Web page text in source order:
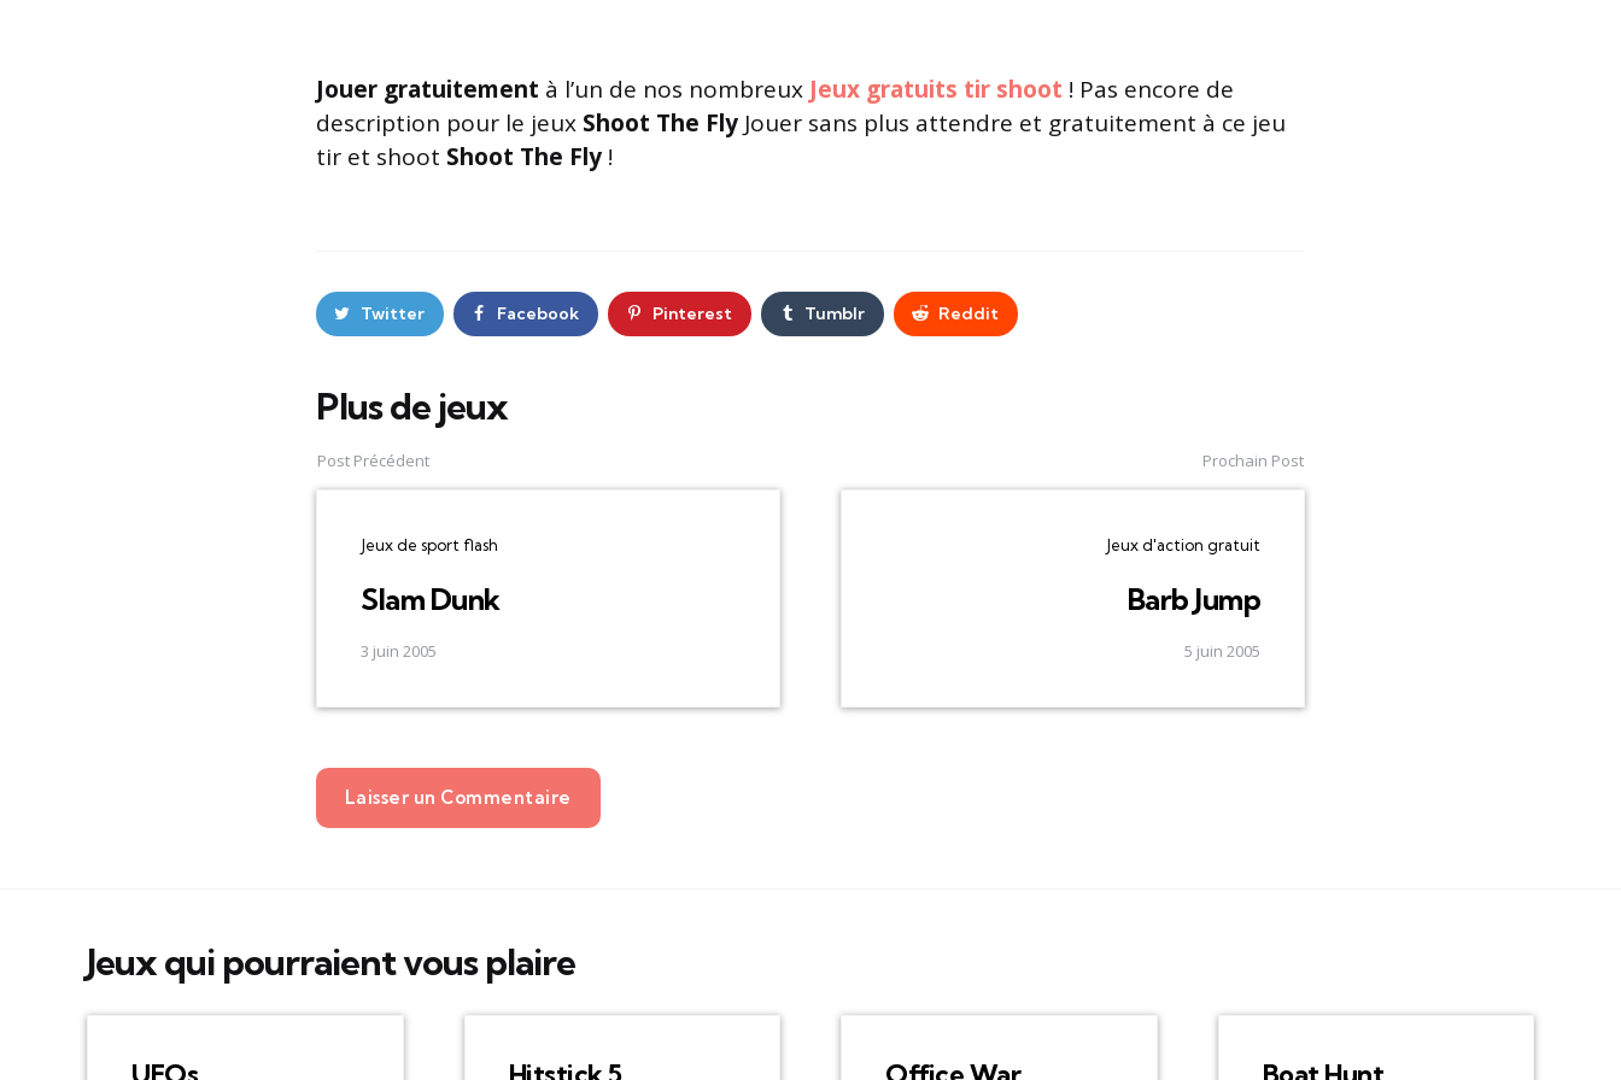
Jouer gratuitement à l’un de nos nombreux Jeux gratuits tir shoot ! Pas encore de
description pour le jeux Shoot The Fly Jouer sans plus attendre et gratuitement à ce jeu
tir et shoot Shoot The Fly !
Twitter Facebook Pinterest Tumblr Reddit
Plus de jeux
Post
navigation
Post Précédent
Jeux de sport flash
Slam Dunk
3 juin 2005
Prochain Post
Jeux d'action gratuit
Barb Jump
5 juin 2005
Laisser un Commentaire
Jeux qui pourraient vous plaire